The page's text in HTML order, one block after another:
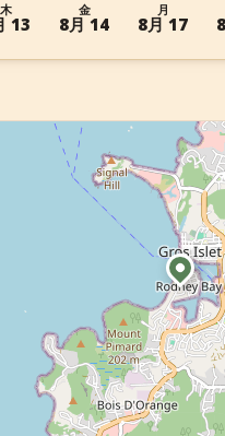
木
13
金
8月 14
月
8月 17